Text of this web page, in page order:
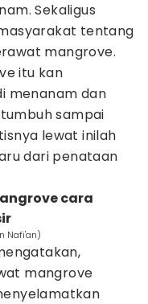
Sekaligus
tentang
mangrove.
itu kan
menanam dan
sampai
lewat inilah
dari penataan
cara
Nafi'an)
mangrove